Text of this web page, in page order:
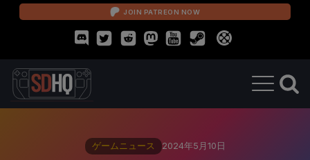
JOIN PATREON NOW
ゲームニュース 2024年5月10日